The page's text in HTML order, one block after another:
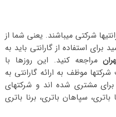
شرکتی میباشند. یعنی شما از
استفاده از گارانتی باید به
مراجعه کنید. این روزها با
موظف به ارائه گارانتی به
مشتری شده اند و شرکتهای
سپاهان باتری، برنا باتری